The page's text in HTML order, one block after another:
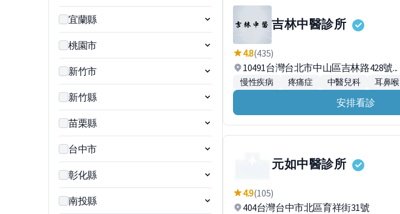
宜蘭縣
桃園市
新竹市
新竹縣
苗栗縣
台中市
彰化縣
南投縣
吉林中醫診所
4.8(435)
10491台灣台北市中山區吉林路428號...
慢性疾病 疼痛症 中醫兒科 耳鼻喉
安排看診
元如中醫診所
4.9(105)
404台灣台中市北區育祥街31號